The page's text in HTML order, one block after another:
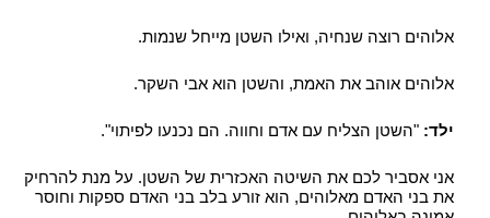
אלוהים רוצה שנחיה, ואילו השטן מייחל שנמות.
אלוהים אוהב את האמת, והשטן הוא אבי השקר.
ילד: "השטן הצליח עם אדם וחווה. הם נכנעו לפיתוי".
אני אסביר לכם את השיטה האכזרית של השטן. על מנת להרחיק
את בני האדם מאלוהים, הוא זורע בלב בני האדם ספקות וחוסר